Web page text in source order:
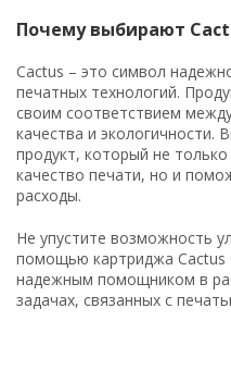
Почему выбирают
Cactus – это символ
печатных технологий.
своим соответствием
качества и экологичности.
продукт, который не
качество печати, но и
расходы.
Не упустите возможность
помощью картриджа Cactus
надежным помощником в
задачах, связанных с